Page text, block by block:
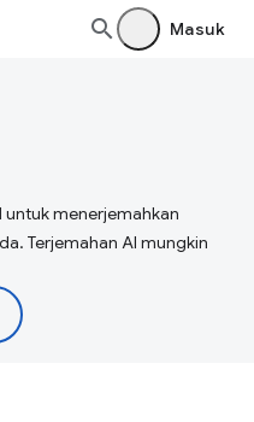
Masuk
menerjemahkan
Terjemahan AI mungkin